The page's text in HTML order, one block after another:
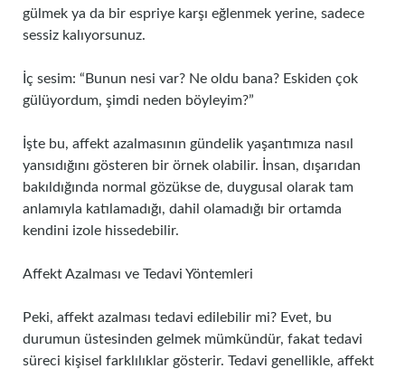
gülmek ya da bir espriye karşı eğlenmek yerine, sadece
sessiz kalıyorsunuz.
İç sesim: “Bunun nesi var? Ne oldu bana? Eskiden çok
gülüyordum, şimdi neden böyleyim?”
İşte bu, affekt azalmasının gündelik yaşantımıza nasıl
yansıdığını gösteren bir örnek olabilir. İnsan, dışarıdan
bakıldığında normal gözükse de, duygusal olarak tam
anlamıyla katılamadığı, dahil olamadığı bir ortamda
kendini izole hissedebilir.
Affekt Azalması ve Tedavi Yöntemleri
Peki, affekt azalması tedavi edilebilir mi? Evet, bu
durumun üstesinden gelmek mümkündür, fakat tedavi
süreci kişisel farklılıklar gösterir. Tedavi genellikle, affekt